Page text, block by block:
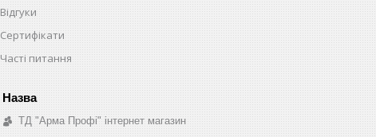
Відгуки
Сертифікати
Часті питання
ТД "Арма Профі" інтернет магазин